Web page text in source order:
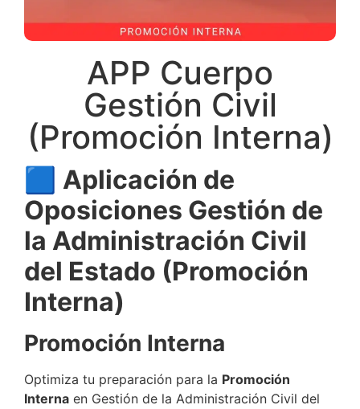
APP Cuerpo
Gestión Civil
(Promoción Interna)
🟦 Aplicación de
Oposiciones Gestión de
la Administración Civil
del Estado (Promoción
Interna)
Promoción Interna
Optimiza tu preparación para la Promoción
Interna en Gestión de la Administración Civil del